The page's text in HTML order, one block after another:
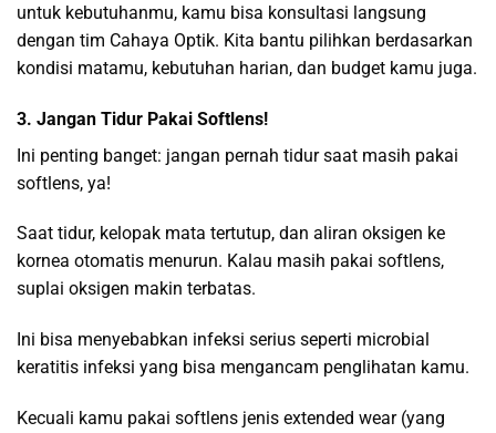
untuk kebutuhanmu, kamu bisa konsultasi langsung
dengan tim Cahaya Optik. Kita bantu pilihkan berdasarkan
kondisi matamu, kebutuhan harian, dan budget kamu juga.
3. Jangan Tidur Pakai Softlens!
Ini penting banget: jangan pernah tidur saat masih pakai
softlens, ya!
Saat tidur, kelopak mata tertutup, dan aliran oksigen ke
kornea otomatis menurun. Kalau masih pakai softlens,
suplai oksigen makin terbatas.
Ini bisa menyebabkan infeksi serius seperti microbial
keratitis infeksi yang bisa mengancam penglihatan kamu.
Kecuali kamu pakai softlens jenis extended wear (yang